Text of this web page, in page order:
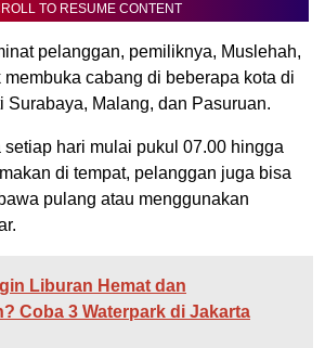
TO RESUME CONTENT
pelanggan, pemiliknya, Muslehah,
membuka cabang di beberapa kota di
Surabaya, Malang, dan Pasuruan.
hari mulai pukul 07.00 hingga
di tempat, pelanggan juga bisa
pulang atau menggunakan
Liburan Hemat dan
Coba 3 Waterpark di Jakarta